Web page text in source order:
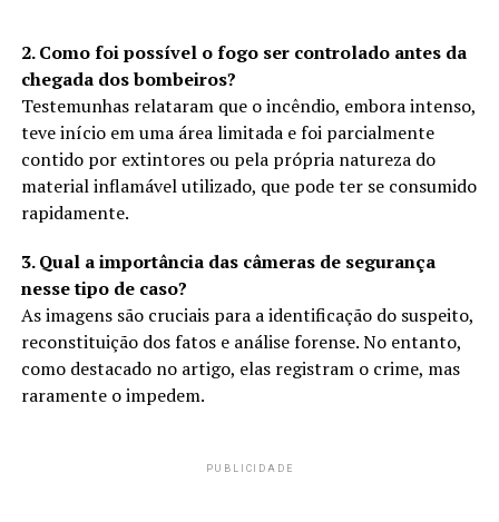
2. Como foi possível o fogo ser controlado antes da
chegada dos bombeiros?
Testemunhas relataram que o incêndio, embora intenso,
teve início em uma área limitada e foi parcialmente
contido por extintores ou pela própria natureza do
material inflamável utilizado, que pode ter se consumido
rapidamente.
3. Qual a importância das câmeras de segurança
nesse tipo de caso?
As imagens são cruciais para a identificação do suspeito,
reconstituição dos fatos e análise forense. No entanto,
como destacado no artigo, elas registram o crime, mas
raramente o impedem.
PUBLICIDADE